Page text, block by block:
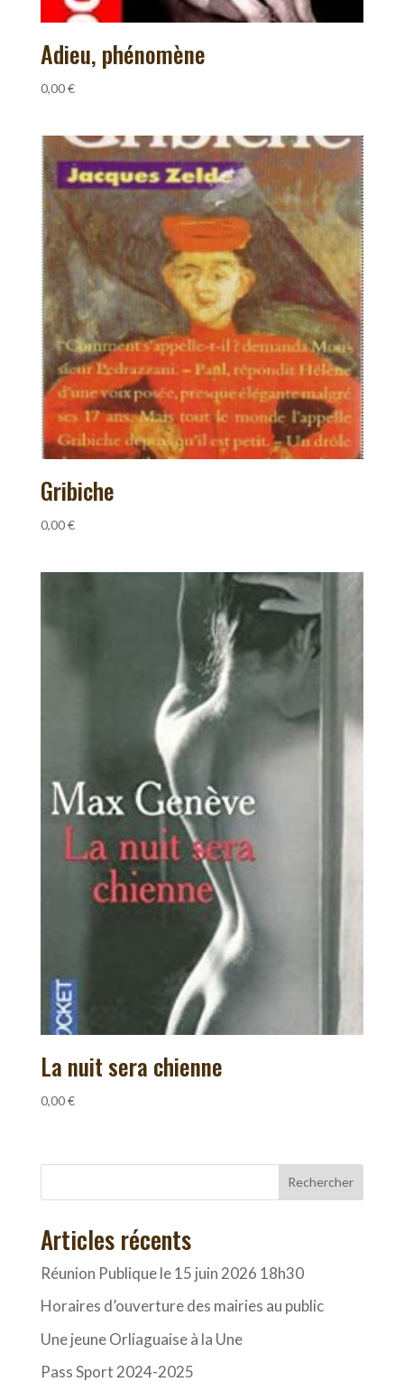
Adieu, phénomène
0,00€
Gribiche
0,00€
La nuit sera chienne
0,00€
Rechercher
Articles récents
Réunion Publique le 15 juin 2026 18h30
Horaires d’ouverture des mairies au public
Une jeune Orliaguaise à la Une
Pass Sport 2024-2025